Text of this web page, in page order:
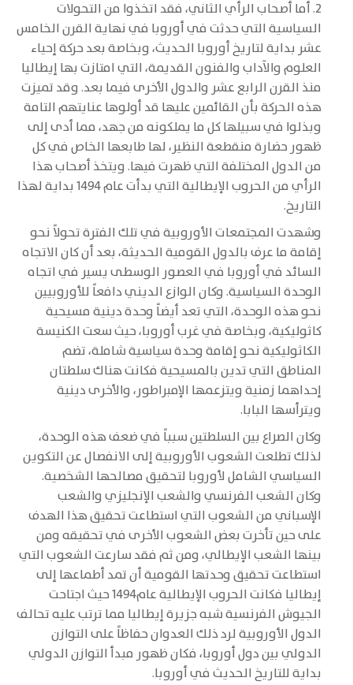
2. أما أصحاب الرأي الثاني، فقد اتخذوا من التحولات
السياسية التي حدثت في أوروبا في نهاية القرن الخامس
عشر بداية لتاريخ أوروبا الحديث، وبخاصة بعد حركة إحياء
العلوم والآداب والفنون القديمة، التي امتازت بها إيطاليا
منذ القرن الرابع عشر والدول الأخرى فيما بعد. وقد تميزت
هذه الحركة بأن القائمين عليها قد أولوها عنايتهم التامة
وبذلوا في سبيلها كل ما يملكونه من جهد، مما أدى إلى
ظهور حضارة منقطعة النظير، لها طابعها الخاص في كل
من الدول المختلفة التي ظهرت فيها. ويتخذ أصحاب هذا
الرأي من الحروب الإيطالية التي بدأت عام 1494 بداية لهذا
التاريخ.
وشهدت المجتمعات الأوروبية في تلك الفترة تحولاً نحو
إقامة ما عرف بالدول القومية الحديثة، بعد أن كان الاتجاه
السائد في أوروبا في العصور الوسطى يسير في اتجاه
الوحدة السياسية. وكان الوازع الديني دافعاً للأوروبيين
نحو هذه الوحدة، التي تعد أيضاً وحدة دينية مسيحية
كاثوليكية، وبخاصة في غرب أوروبا، حيث سعت الكنيسة
الكاثوليكية نحو إقامة وحدة سياسية شاملة، تضم
المناطق التي تدين بالمسيحية فكانت هناك سلطتان
إحداهما زمنية ويتزعمها الإمبراطور، والأخرى دينية
ويترأسها البابا.
وكان الصراع بين السلطتين سبباً في ضعف هذه الوحدة،
لذلك تطلعت الشعوب الأوروبية إلى الانفصال عن التكوين
السياسي الشامل لأوروبا لتحقيق مصالحها الشخصية.
وكان الشعب الفرنسي والشعب الإنجليزي والشعب
الإسباني من الشعوب التي استطاعت تحقيق هذا الهدف
على حين تأخرت بعض الشعوب الأخرى في تحقيقه ومن
بينها الشعب الإيطالي، ومن ثم فقد سارعت الشعوب التي
استطاعت تحقيق وحدتها القومية أن تمد أطماعها إلى
إيطاليا فكانت الحروب الإيطالية عام1494 حيث اجتاحت
الجيوش الفرنسية شبه جزيرة إيطاليا مما ترتب عليه تحالف
الدول الأوروبية لرد ذلك العدوان حفاظاً على التوازن
الدولي بين دول أوروبا، فكان ظهور مبدأ التوازن الدولي
بداية للتاريخ الحديث في أوروبا.